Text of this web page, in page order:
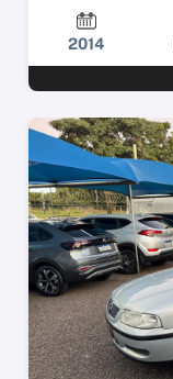
2014